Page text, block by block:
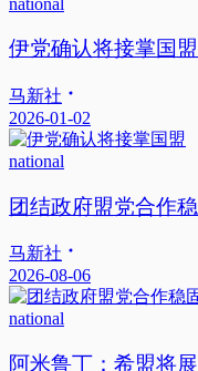
伊党确认将接掌国盟
马新社
2026-01-02
national
团结政府盟党合作
马新社
2026-08-06
national
阿米鲁丁：希盟将